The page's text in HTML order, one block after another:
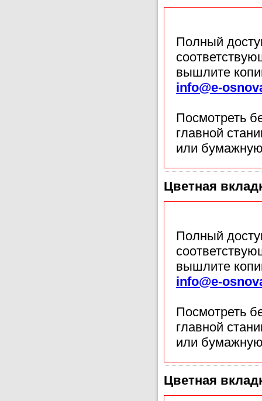
Полный
вышлите
info@e-
Посмотреть
главной
или
Цветная
Полный
вышлите
info@e-
Посмотреть
главной
или
Цветная